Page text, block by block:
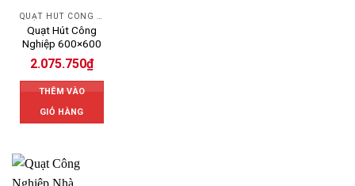
Quạt Hút Công
Nghiệp 600×600
2.075.750₫
THÊM VÀO
GIỎ HÀNG